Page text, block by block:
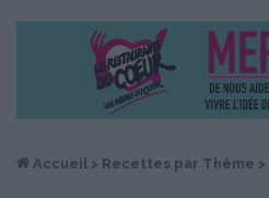
Accueil > Recettes par Thème >